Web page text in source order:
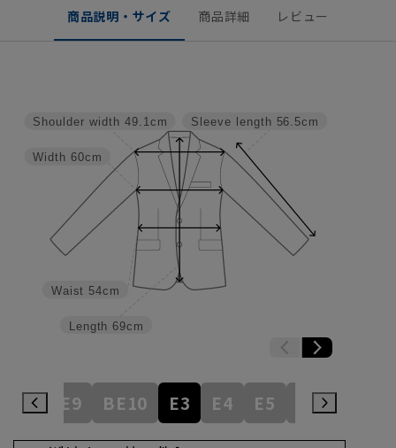
商品説明・サイズ 商品詳細 レビュー
Sleeve length 56.5cm
Length 69cm
Waist 54cm
Width 60cm
Shoulder width 49.1cm
BE9 BE10 E3 E4 E5 E6